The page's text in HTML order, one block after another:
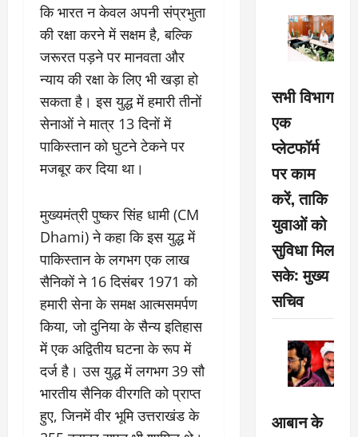
कि भारत न केवल अपनी संप्रभुता
की रक्षा करने में सक्षम है, बल्कि
जरूरत पड़ने पर मानवता और
न्याय की रक्षा के लिए भी खड़ा हो
सकता है। इस युद्ध में हमारी तीनों
सेनाओं ने मात्र 13 दिनों में
पाकिस्तान को घुटने टेकने पर
मजबूर कर दिया था।
मुख्यमंत्री पुष्कर सिंह धामी (CM
Dhami) ने कहा कि इस युद्ध में
पाकिस्तान के लगभग एक लाख
सैनिकों ने 16 दिसंबर 1971 को
हमारी सेना के समक्ष आत्मसमर्पण
किया, जो दुनिया के सैन्य इतिहास
में एक अद्वितीय घटना के रूप में
दर्ज है। उस युद्ध में लगभग 39 सौ
भारतीय सैनिक वीरगति को प्राप्त
हुए, जिनमें वीर भूमि उत्तराखंड के
सभी विभाग
एक
प्लेटफॉर्म
पर काम
करें, ताकि
युवाओं को
सुविधा मिल
सके: मुख्य
सचिव
आबान के